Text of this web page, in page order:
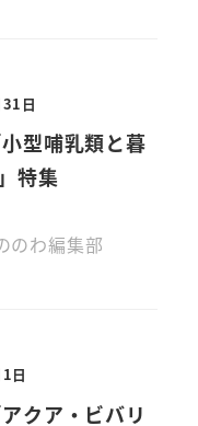
日
型哺乳類と暮
特集
のわ編集部
日
クア・ビバリ